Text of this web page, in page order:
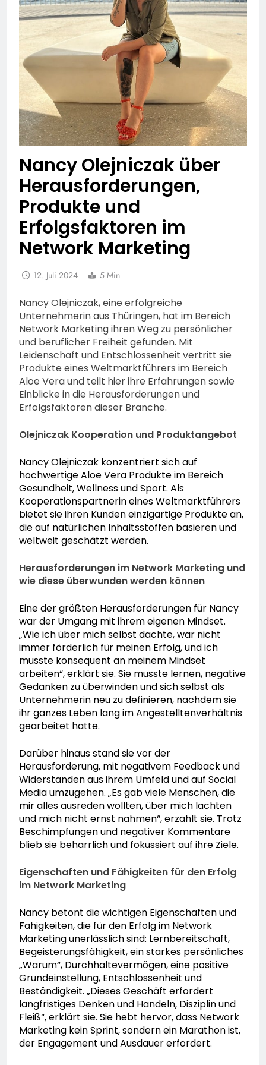
Nancy Olejniczak über
Herausforderungen,
Produkte und
Erfolgsfaktoren im
Network Marketing
12. Juli 2024 5 Min
Nancy Olejniczak, eine erfolgreiche
Unternehmerin aus Thüringen, hat im Bereich
Network Marketing ihren Weg zu persönlicher
und beruflicher Freiheit gefunden. Mit
Leidenschaft und Entschlossenheit vertritt sie
Produkte eines Weltmarktführers im Bereich
Aloe Vera und teilt hier ihre Erfahrungen sowie
Einblicke in die Herausforderungen und
Erfolgsfaktoren dieser Branche.
Olejniczak Kooperation und Produktangebot
Nancy Olejniczak konzentriert sich auf
hochwertige Aloe Vera Produkte im Bereich
Gesundheit, Wellness und Sport. Als
Kooperationspartnerin eines Weltmarktführers
bietet sie ihren Kunden einzigartige Produkte an,
die auf natürlichen Inhaltsstoffen basieren und
weltweit geschätzt werden.
Herausforderungen im Network Marketing und
wie diese überwunden werden können
Eine der größten Herausforderungen für Nancy
war der Umgang mit ihrem eigenen Mindset.
„Wie ich über mich selbst dachte, war nicht
immer förderlich für meinen Erfolg, und ich
musste konsequent an meinem Mindset
arbeiten“, erklärt sie. Sie musste lernen, negative
Gedanken zu überwinden und sich selbst als
Unternehmerin neu zu definieren, nachdem sie
ihr ganzes Leben lang im Angestelltenverhältnis
gearbeitet hatte.
Darüber hinaus stand sie vor der
Herausforderung, mit negativem Feedback und
Widerständen aus ihrem Umfeld und auf Social
Media umzugehen. „Es gab viele Menschen, die
mir alles ausreden wollten, über mich lachten
und mich nicht ernst nahmen“, erzählt sie. Trotz
Beschimpfungen und negativer Kommentare
blieb sie beharrlich und fokussiert auf ihre Ziele.
Eigenschaften und Fähigkeiten für den Erfolg
im Network Marketing
Nancy betont die wichtigen Eigenschaften und
Fähigkeiten, die für den Erfolg im Network
Marketing unerlässlich sind: Lernbereitschaft,
Begeisterungsfähigkeit, ein starkes persönliches
„Warum“, Durchhaltevermögen, eine positive
Grundeinstellung, Entschlossenheit und
Beständigkeit. „Dieses Geschäft erfordert
langfristiges Denken und Handeln, Disziplin und
Fleiß“, erklärt sie. Sie hebt hervor, dass Network
Marketing kein Sprint, sondern ein Marathon ist,
der Engagement und Ausdauer erfordert.